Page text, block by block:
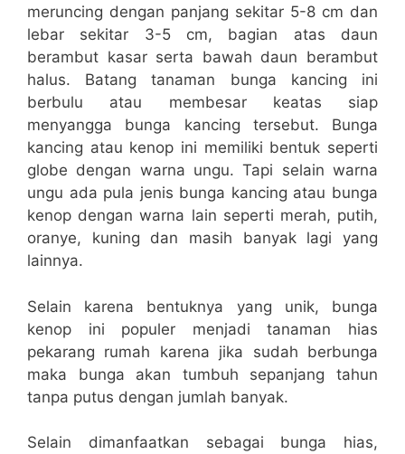
meruncing dengan panjang sekitar 5-8 cm dan
lebar sekitar 3-5 cm, bagian atas daun
berambut kasar serta bawah daun berambut
halus. Batang tanaman bunga kancing ini
berbulu atau membesar keatas siap
menyangga bunga kancing tersebut. Bunga
kancing atau kenop ini memiliki bentuk seperti
globe dengan warna ungu. Tapi selain warna
ungu ada pula jenis bunga kancing atau bunga
kenop dengan warna lain seperti merah, putih,
oranye, kuning dan masih banyak lagi yang
lainnya.
Selain karena bentuknya yang unik, bunga
kenop ini populer menjadi tanaman hias
pekarang rumah karena jika sudah berbunga
maka bunga akan tumbuh sepanjang tahun
tanpa putus dengan jumlah banyak.
Selain dimanfaatkan sebagai bunga hias,